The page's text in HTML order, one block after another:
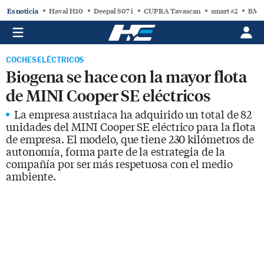
Es noticia Haval H10 Deepal S07 i CUPRA Tavascan smart #2
COCHES ELÉCTRICOS
Biogena se hace con la mayor flota
de MINI Cooper SE eléctricos
La empresa austriaca ha adquirido un total de 82
unidades del MINI Cooper SE eléctrico para la flota
de empresa. El modelo, que tiene 230 kilómetros de
autonomía, forma parte de la estrategia de la
compañía por ser más respetuosa con el medio
ambiente.